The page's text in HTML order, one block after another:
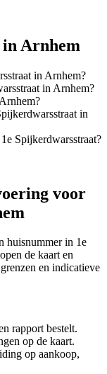
Arnhem
in Arnhem?
in Arnhem?
in
Spijkerdwarsstraat?
voor
huisnummer in 1e
de kaart en
en indicatieve
rapport bestelt.
op de kaart.
op aankoop,